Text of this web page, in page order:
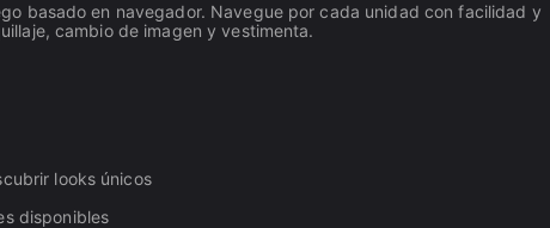
basado en navegador. Navegue por cada unidad con facilidad y
cambio de imagen y vestimenta.
looks únicos
disponibles